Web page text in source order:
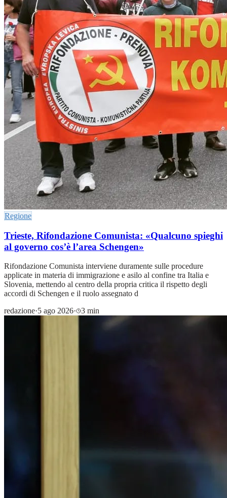
Regione
Trieste, Rifondazione Comunista: «Qualcuno spieghi
al governo cos’è l’area Schengen»
Rifondazione Comunista interviene duramente sulle procedure
applicate in materia di immigrazione e asilo al confine tra Italia e
Slovenia, mettendo al centro della propria critica il rispetto degli
accordi di Schengen e il ruolo assegnato d
redazione·5 ago 2026· 3 min